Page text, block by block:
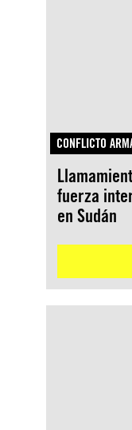
CONFLICTO
fuerza
en Sudán